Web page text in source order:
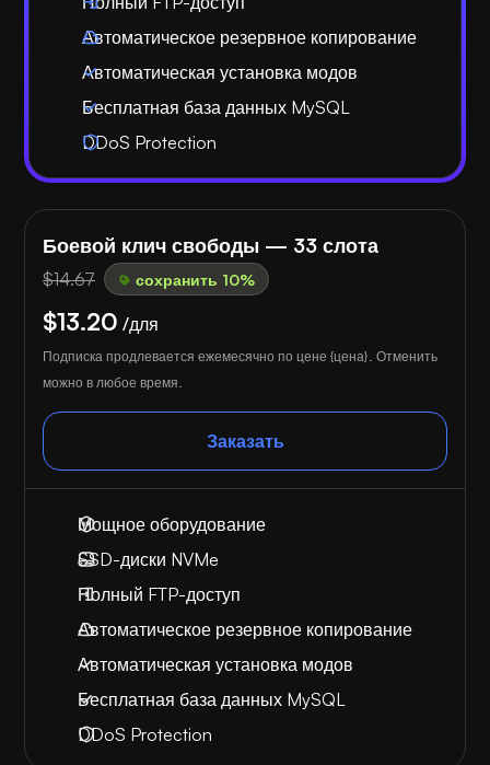
Автоматическое резервное копирование
Автоматическая установка модов
Бесплатная база данных MySQL
DDoS Protection
Боевой клич свободы — 33 слота
$14.67 сохранить 10%
$13.20 /для
Подписка продлевается ежемесячно по цене {цена}. Отменить
можно в любое время.
Заказать
Мощное оборудование
SSD-диски NVMe
Полный FTP-доступ
Автоматическое резервное копирование
Автоматическая установка модов
Бесплатная база данных MySQL
DDoS Protection